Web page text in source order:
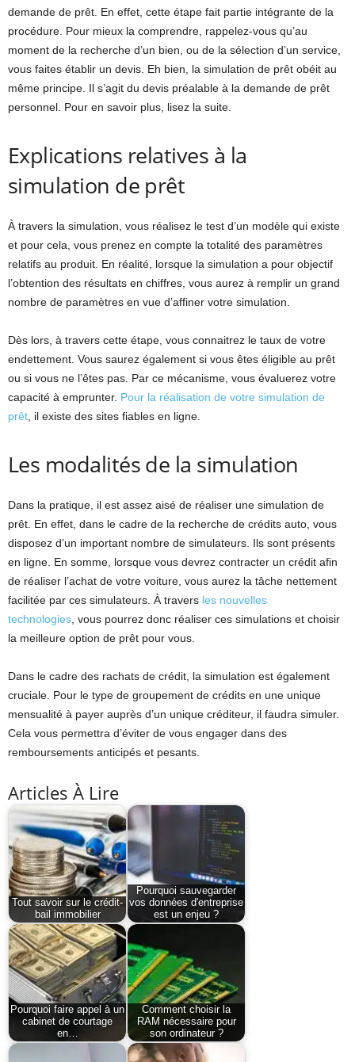
demande de prêt. En effet, cette étape fait partie intégrante de la
procédure. Pour mieux la comprendre, rappelez-vous qu’au
moment de la recherche d’un bien, ou de la sélection d’un service,
vous faites établir un devis. Eh bien, la simulation de prêt obéit au
même principe. Il s’agit du devis préalable à la demande de prêt
personnel. Pour en savoir plus, lisez la suite.
Explications relatives à la
simulation de prêt
À travers la simulation, vous réalisez le test d’un modèle qui existe
et pour cela, vous prenez en compte la totalité des paramètres
relatifs au produit. En réalité, lorsque la simulation a pour objectif
l’obtention des résultats en chiffres, vous aurez à remplir un grand
nombre de paramètres en vue d’affiner votre simulation.
Dès lors, à travers cette étape, vous connaitrez le taux de votre
endettement. Vous saurez également si vous êtes éligible au prêt
ou si vous ne l’êtes pas. Par ce mécanisme, vous évaluerez votre
capacité à emprunter. Pour la réalisation de votre simulation de
prêt il existe des sites fiables en ligne.
Les modalités de la simulation
Dans la pratique, il est assez aisé de réaliser une simulation de
prêt. En effet, dans le cadre de la recherche de crédits auto, vous
disposez d’un important nombre de simulateurs. Ils sont présents
en ligne. En somme, lorsque vous devrez contracter un crédit afin
de réaliser l’achat de votre voiture, vous aurez la tâche nettement
facilitée par ces simulateurs. À travers les nouvelles
technologies vous pourrez donc réaliser ces simulations et choisir
la meilleure option de prêt pour vous.
Dans le cadre des rachats de crédit, la simulation est également
cruciale. Pour le type de groupement de crédits en une unique
mensualité à payer auprès d’un unique créditeur, il faudra simuler.
Cela vous permettra d’éviter de vous engager dans des
remboursements anticipés et pesants.
Articles À Lire
Tout savoir sur le crédit-
bail immobilier
Pourquoi sauvegarder
vos données d'entreprise
est un enjeu ?
Pourquoi faire appel à un
cabinet de courtage
en…
Comment choisir la
RAM nécessaire pour
son ordinateur ?